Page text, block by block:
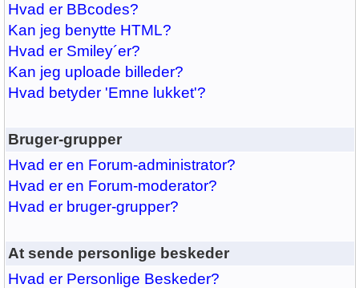
Hvad er BBcodes?
Kan jeg benytte HTML?
Hvad er Smiley´er?
Kan jeg uploade billeder?
Hvad betyder 'Emne lukket'?
Bruger-grupper
Hvad er en Forum-administrator?
Hvad er en Forum-moderator?
Hvad er bruger-grupper?
At sende personlige beskeder
Hvad er Personlige Beskeder?